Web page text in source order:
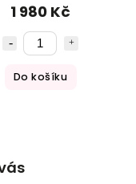
1 980 Kč
Do košíku